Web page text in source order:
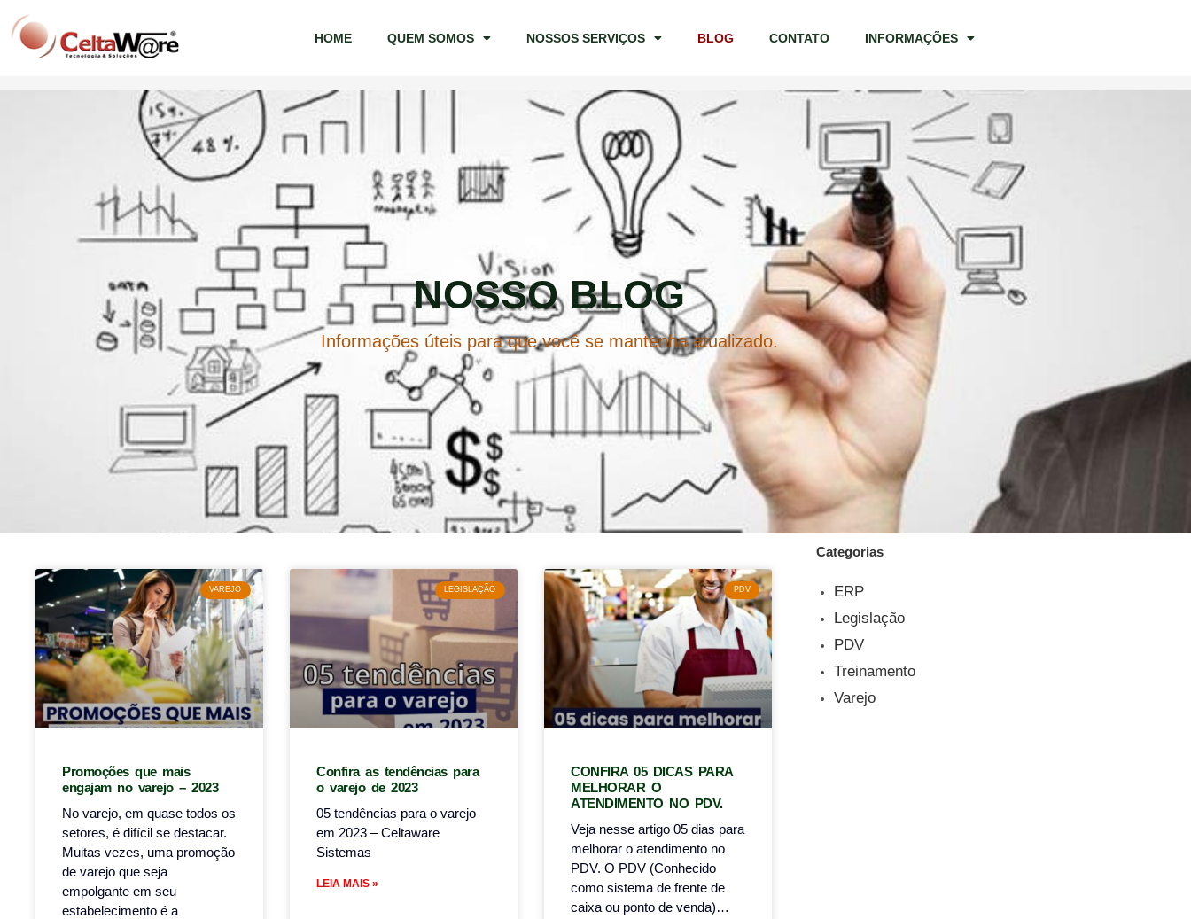
HOME QUEM SOMOS NOSSOS SERVIÇOS BLOG CONTATO INFORMAÇÕES
Blog
NOSSO BLOG
Informações úteis para que você se mantenha atualizado.
VAREJO
Promoções que mais
engajam no varejo – 2023
No varejo, em quase todos os
setores, é difícil se destacar.
Muitas vezes, uma promoção
de varejo que seja
empolgante em seu
estabelecimento é a
LEGISLAÇÃO
Confira as tendências para
o varejo de 2023
05 tendências para o varejo
em 2023 – Celtaware
Sistemas
LEIA MAIS »
PDV
CONFIRA 05 DICAS PARA
MELHORAR O
ATENDIMENTO NO PDV.
Veja nesse artigo 05 dias para
melhorar o atendimento no
PDV. O PDV (Conhecido
como sistema de frente de
caixa ou ponto de venda)…
Categorias
ERP
Legislação
PDV
Treinamento
Varejo